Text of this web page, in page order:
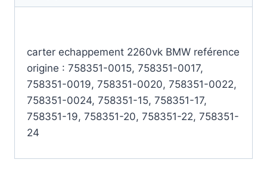
carter echappement 2260vk BMW reférence
origine : 758351-0015, 758351-0017,
758351-0019, 758351-0020, 758351-0022,
758351-0024, 758351-15, 758351-17,
758351-19, 758351-20, 758351-22, 758351-
24